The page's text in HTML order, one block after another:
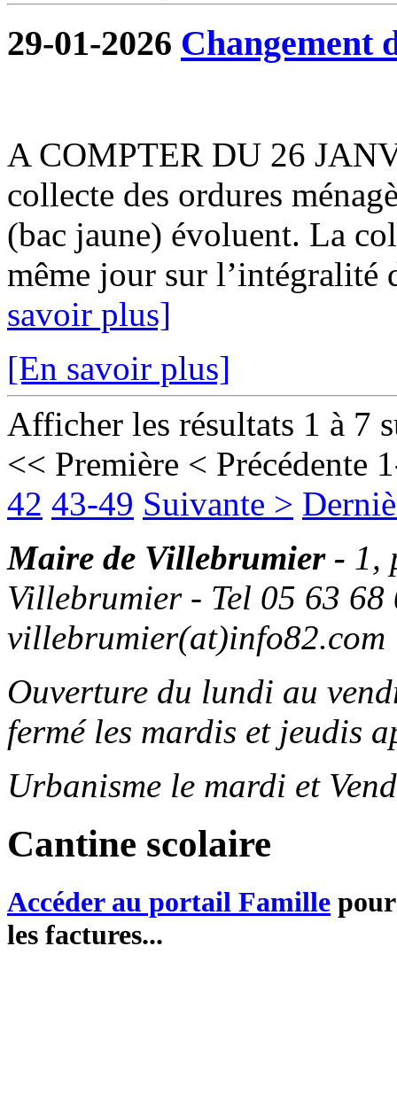
29-01-2026 Changement
A COMPTER DU 26
collecte des ordures
(bac jaune) évoluent. La
même jour sur l’intégralité
savoir plus]
[En savoir plus]
Afficher les résultats 1 à 7
<< Première < Précédente
42 43-49 Suivante >
Maire de Villebrumier - 1,
Villebrumier - Tel 05 63
villebrumier(at)info82.com
Ouverture du lundi au
fermé les mardis et jeudis
Urbanisme le mardi et
Cantine scolaire
Accéder au portail Famille
les factures...